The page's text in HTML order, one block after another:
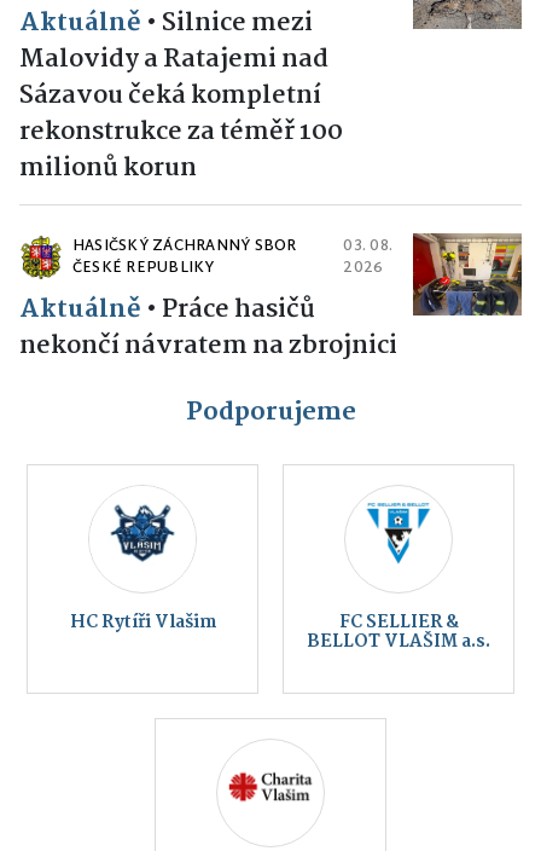
Aktuálně • Silnice mezi
Malovidy a Ratajemi nad
Sázavou čeká kompletní
rekonstrukce za téměř 100
milionů korun
HASIČSKÝ ZÁCHRANNÝ SBOR
ČESKÉ REPUBLIKY
03. 08.
2026
Aktuálně • Práce hasičů
nekončí návratem na zbrojnici
Podporujeme
HC Rytíři Vlašim FC SELLIER &
BELLOT VLAŠIM a.s.